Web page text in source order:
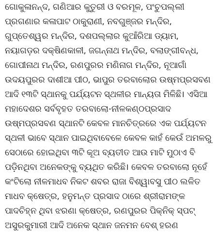
ଗୋକୁଳାନନ୍ଦ, ଗଣିଆର କୁତୁରୀ ଓ ବରମୂଳ, ପଂଚୁପଲ୍ଲୀ
ପ୍ରଗଣାର କଳାପାଟ ଠାକୁରାଣୀ, ନବଗୁଞ୍ଜର ମନ୍ଦିର,
ଗୁପ୍ତେଶ୍ୱର ମନ୍ଦିର, ଦଶପଲ୍ଲାର କୁଆଁରିଆ ଡ୍ୟାମ,
ନୟାଗଡ଼ର ଦକ୍ଷିଣକାଳୀ, ଜଗନ୍ନାଥ ମନ୍ଦିର, ବଲାଙ୍ଗୀବନ୍ଧ,
ଗୋପୀନାଥ ମନ୍ଦିର, ରଣପୁରର ମଣିନାଗ ମନ୍ଦିର, ନୂଆଗାଁ
ଉଦୟପୁରର ଦାଶୀଆ ପୀଠ, ଭାପୁର ତରବାଲୋର ଉଷ୍ମପ୍ରସବଣ
ଆଦି ୧୩ଟି ସ୍ଥାନକୁ ପର୍ଯ୍ୟଟନ ସ୍ଥଳୀର ମାନ୍ୟତା ମିଳିଛି। ଏସିଆ
ମହାଦେଶର ସର୍ବବୃହତ ତରବାଲୋ-ନୀଳକଣ୍ଠପ୍ରସାଦ
ଉଷ୍ମପ୍ରସବଣ ସ୍ଥାନଟି କେବଳ ମାନଚିତ୍ରରେ ଏକ ପର୍ଯ୍ୟଟନ
ସ୍ଥଳୀ ଭାବେ ସ୍ଥାନ ପାଇଥିବାବେଳେ କେବଳ କାହଁ କେଉଁ ଅମଳରୁ
ସେଠାରେ ହୋଇଥିବା ୩ଟି କୂଅ ବ୍ୟତୀତ ଆଉ ମାଟି ମୁଠାଏ ବି
ପଡ଼ିନଥିବା ଅନେକଙ୍କୁ ବ୍ୟଥିତ କରିଛି। କେବଳ ତରବାଲୋ ନୂହେଁ
କଂଟିଲୋ ନୀଳମାଧବ ନିକଟ ଶବର ରାଜା ବିଶ୍ୱାବସୁ ପୀଠ ଲଳିତ
ମାଧବ କ୍ଷେତ୍ର, ହନୁମନ୍ତ ପ୍ରସାଦ ଠାରେ ଶ୍ରୀରାମଙ୍କ
ପାଦଚିହ୍ନ ଥିବା ଝରଣା କ୍ଷେତ୍ର, ରଣପୁରର ପିକ୍ନିକ୍ ସ୍ପଟ୍
ଅସୁରକୁମାରୀ ଆଦି ଅନେକ ସ୍ଥାନ ଜନମନ ବେଶ୍ ହରଣ